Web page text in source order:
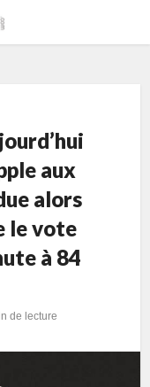
aux
alors
le vote
à 84
de lecture